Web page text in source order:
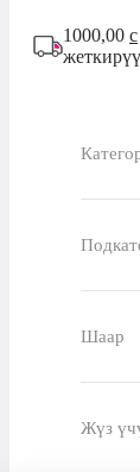
1000,00 с
жеткирүү
Шаар
Жүз